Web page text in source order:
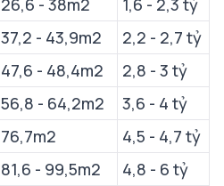
26,6 - 38m2
1,6 - 2,3 tỷ
37,2 - 43,9m2
2,2 - 2,7 tỷ
47,6 - 48,4m2
2,8 - 3 tỷ
56,8 - 64,2m2
3,6 - 4 tỷ
76,7m2
4,5 - 4,7 tỷ
81,6 - 99,5m2
4,8 - 6 tỷ